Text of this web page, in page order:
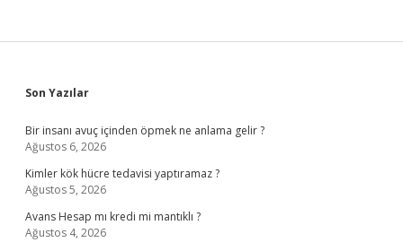
Sidebar
Son Yazılar
Bir insanı avuç içinden öpmek ne anlama gelir ?
Ağustos 6, 2026
Kimler kök hücre tedavisi yaptıramaz ?
Ağustos 5, 2026
Avans Hesap mı kredi mi mantıklı ?
Ağustos 4, 2026